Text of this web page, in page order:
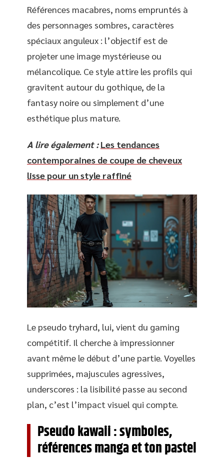
Références macabres, noms empruntés à
des personnages sombres, caractères
spéciaux anguleux : l’objectif est de
projeter une image mystérieuse ou
mélancolique. Ce style attire les profils qui
gravitent autour du gothique, de la
fantasy noire ou simplement d’une
esthétique plus mature.
A lire également : Les tendances
contemporaines de coupe de cheveux
lisse pour un style raffiné
Le pseudo tryhard, lui, vient du gaming
compétitif. Il cherche à impressionner
avant même le début d’une partie. Voyelles
supprimées, majuscules agressives,
underscores : la lisibilité passe au second
plan, c’est l’impact visuel qui compte.
Pseudo kawaii : symboles,
références manga et ton pastel